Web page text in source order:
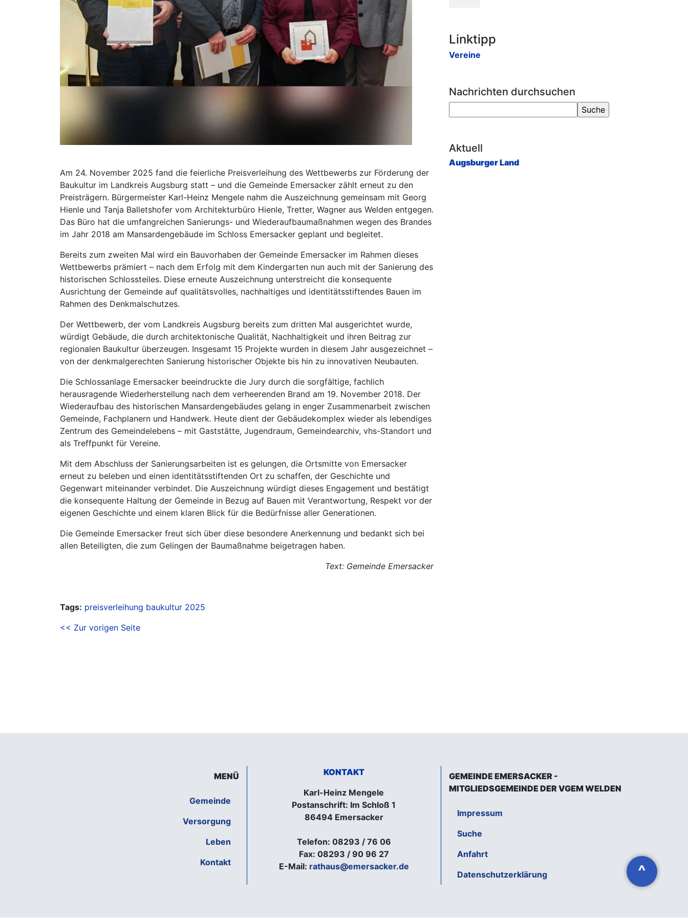
Am 24. November 2025 fand die feierliche Preisverleihung des Wettbewerbs zur Förderung der
Baukultur im Landkreis Augsburg statt – und die Gemeinde Emersacker zählt erneut zu den
Preisträgern. Bürgermeister Karl-Heinz Mengele nahm die Auszeichnung gemeinsam mit Georg
Hienle und Tanja Balletshofer vom Architekturbüro Hienle, Tretter, Wagner aus Welden entgegen.
Das Büro hat die umfangreichen Sanierungs- und Wiederaufbaumaßnahmen wegen des Brandes
im Jahr 2018 am Mansardengebäude im Schloss Emersacker geplant und begleitet.
Bereits zum zweiten Mal wird ein Bauvorhaben der Gemeinde Emersacker im Rahmen dieses
Wettbewerbs prämiert – nach dem Erfolg mit dem Kindergarten nun auch mit der Sanierung des
historischen Schlossteiles. Diese erneute Auszeichnung unterstreicht die konsequente
Ausrichtung der Gemeinde auf qualitätsvolles, nachhaltiges und identitätsstiftendes Bauen im
Rahmen des Denkmalschutzes.
Der Wettbewerb, der vom Landkreis Augsburg bereits zum dritten Mal ausgerichtet wurde,
würdigt Gebäude, die durch architektonische Qualität, Nachhaltigkeit und ihren Beitrag zur
regionalen Baukultur überzeugen. Insgesamt 15 Projekte wurden in diesem Jahr ausgezeichnet –
von der denkmalgerechten Sanierung historischer Objekte bis hin zu innovativen Neubauten.
Die Schlossanlage Emersacker beeindruckte die Jury durch die sorgfältige, fachlich
herausragende Wiederherstellung nach dem verheerenden Brand am 19. November 2018. Der
Wiederaufbau des historischen Mansardengebäudes gelang in enger Zusammenarbeit zwischen
Gemeinde, Fachplanern und Handwerk. Heute dient der Gebäudekomplex wieder als lebendiges
Zentrum des Gemeindelebens – mit Gaststätte, Jugendraum, Gemeindearchiv, vhs-Standort und
als Treffpunkt für Vereine.
Mit dem Abschluss der Sanierungsarbeiten ist es gelungen, die Ortsmitte von Emersacker
erneut zu beleben und einen identitätsstiftenden Ort zu schaffen, der Geschichte und
Gegenwart miteinander verbindet. Die Auszeichnung würdigt dieses Engagement und bestätigt
die konsequente Haltung der Gemeinde in Bezug auf Bauen mit Verantwortung, Respekt vor der
eigenen Geschichte und einem klaren Blick für die Bedürfnisse aller Generationen.
Die Gemeinde Emersacker freut sich über diese besondere Anerkennung und bedankt sich bei
allen Beteiligten, die zum Gelingen der Baumaßnahme beigetragen haben.
Text: Gemeinde Emersacker
Tags: preisverleihung baukultur 2025
<< Zur vorigen Seite
Linktipp
Vereine
Nachrichten durchsuchen
Aktuell
Augsburger Land
^
MENÜ
Gemeinde
Versorgung
Leben
Kontakt
KONTAKT
Karl-Heinz Mengele
Postanschrift: Im Schloß 1
86494 Emersacker
Telefon: 08293 / 76 06
Fax: 08293 / 90 96 27
E-Mail: rathaus@emersacker.de
GEMEINDE EMERSACKER -
MITGLIEDSGEMEINDE DER VGEM WELDEN
Impressum
Suche
Anfahrt
Datenschutzerklärung